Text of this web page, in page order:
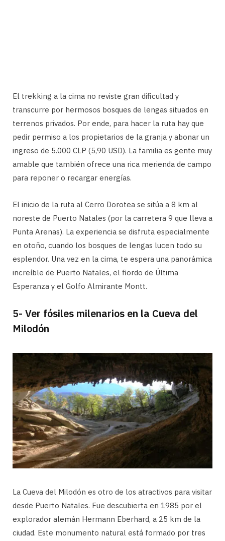
El trekking a la cima no reviste gran dificultad y
transcurre por hermosos bosques de lengas situados en
terrenos privados. Por ende, para hacer la ruta hay que
pedir permiso a los propietarios de la granja y abonar un
ingreso de 5.000 CLP (5,90 USD). La familia es gente muy
amable que también ofrece una rica merienda de campo
para reponer o recargar energías.
El inicio de la ruta al Cerro Dorotea se sitúa a 8 km al
noreste de Puerto Natales (por la carretera 9 que lleva a
Punta Arenas). La experiencia se disfruta especialmente
en otoño, cuando los bosques de lengas lucen todo su
esplendor. Una vez en la cima, te espera una panorámica
increíble de Puerto Natales, el fiordo de Última
Esperanza y el Golfo Almirante Montt.
5- Ver fósiles milenarios en la Cueva del
Milodón
La Cueva del Milodón es otro de los atractivos para visitar
desde Puerto Natales. Fue descubierta en 1985 por el
explorador alemán Hermann Eberhard, a 25 km de la
ciudad. Este monumento natural está formado por tres